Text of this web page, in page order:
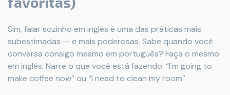
Sim, falar sozinho em inglês é uma das práticas mais
subestimadas — e mais poderosas. Sabe quando você
conversa consigo mesmo em português? Faça o mesmo
em inglês. Narre o que você está fazendo: “I'm going to
make coffee now” ou “I need to clean my room”.